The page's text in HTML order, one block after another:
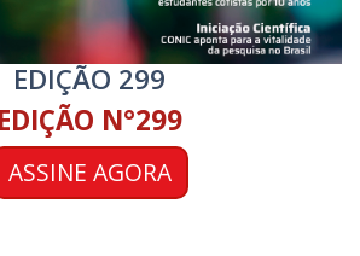
EDIÇÃO 299
EDIÇÃO N°299
ASSINE AGORA